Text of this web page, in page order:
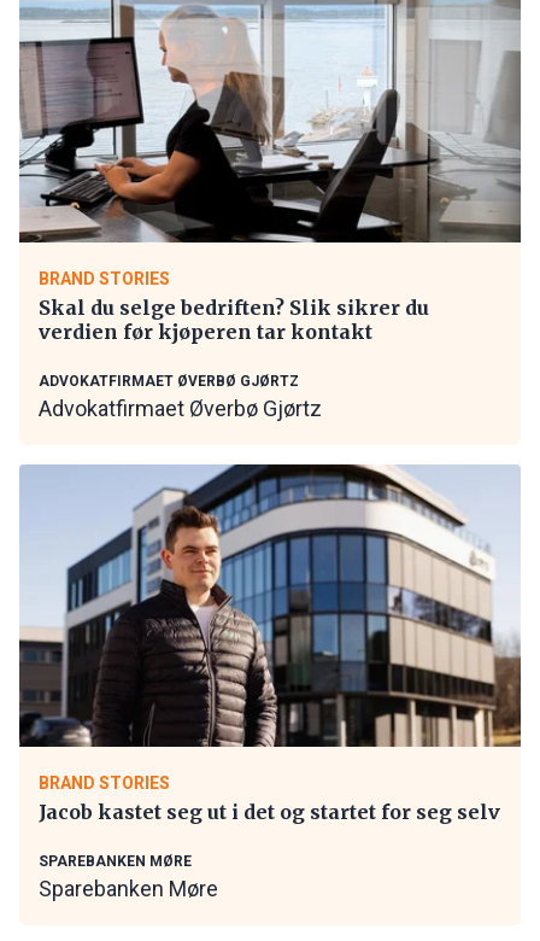
BRAND STORIES
Skal du selge bedriften? Slik sikrer du
verdien før kjøperen tar kontakt
ADVOKATFIRMAET ØVERBØ GJØRTZ
Advokatfirmaet Øverbø Gjørtz
BRAND STORIES
Jacob kastet seg ut i det og startet for seg selv
SPAREBANKEN MØRE
Sparebanken Møre